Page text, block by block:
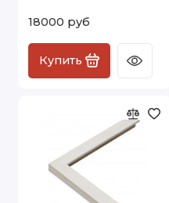
18000 руб
Купить